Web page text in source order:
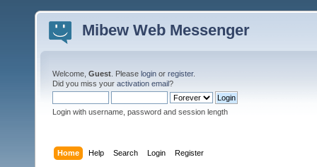
Mibew Web Messenger
Welcome, Guest . Please login or register.
Did you miss your activation email?
Login with username, password and session length
Home Help Search Login Register